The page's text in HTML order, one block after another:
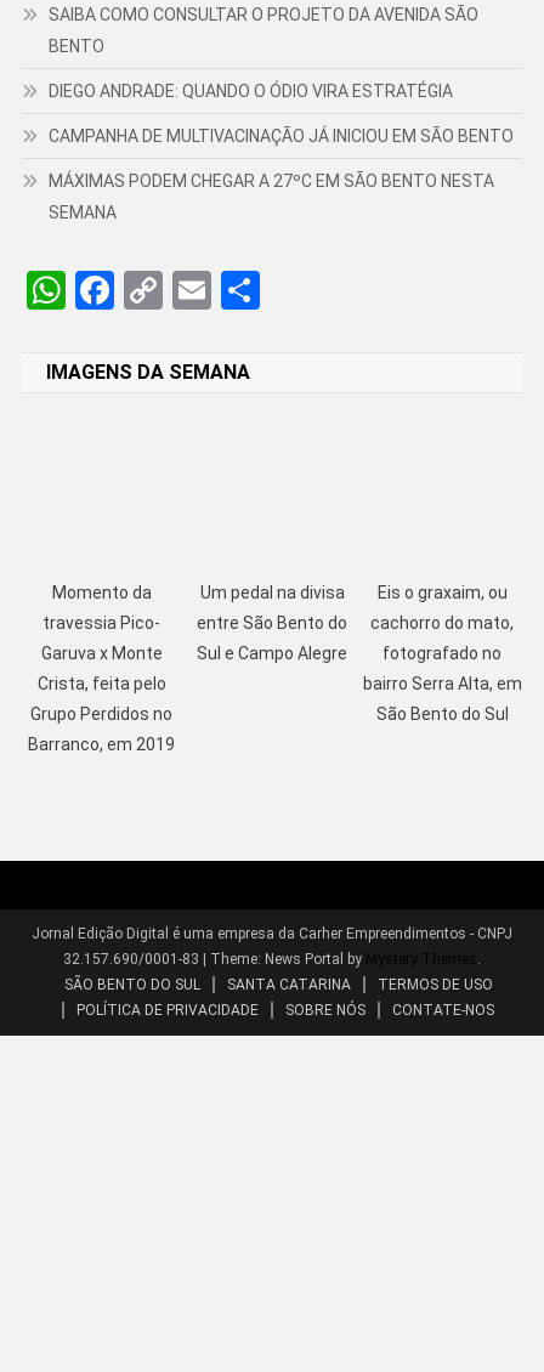
SAIBA COMO CONSULTAR O PROJETO DA AVENIDA SÃO
BENTO
DIEGO ANDRADE: QUANDO O ÓDIO VIRA ESTRATÉGIA
CAMPANHA DE MULTIVACINAÇÃO JÁ INICIOU EM SÃO BENTO
MÁXIMAS PODEM CHEGAR A 27ºC EM SÃO BENTO NESTA
SEMANA
WhatsApp
Facebook
CopyEmail
IMAGENS DA SEMANA
Momento da
travessia Pico-
Garuva x Monte
Crista, feita pelo
Grupo Perdidos no
Barranco, em 2019
Um pedal na divisa
entre São Bento do
Sul e Campo Alegre
Eis o graxaim, ou
cachorro do mato,
fotografado no
bairro Serra Alta, em
São Bento do Sul
Jornal Edição Digital é uma empresa da Carher Empreendimentos - CNPJ
32.157.690/0001-83 | Theme: News Portal by Mystery Themes
SÃO BENTO DO SUL
SANTA CATARINA
TERMOS DE USO
POLÍTICA DE PRIVACIDADE
SOBRE NÓS CONTATE-NOS